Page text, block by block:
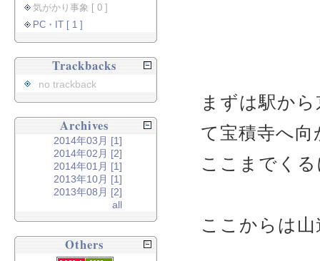
まずは駅か
て宝積寺へ
ここまでく
ここからは
気がかり事象 [ 0 ]
PC・IT [ 1 ]
Trackbacks
no trackback
Archives
2014年03月 [1]
2014年02月 [2]
2014年01月 [1]
2013年10月 [1]
2013年08月 [2]
all
Others